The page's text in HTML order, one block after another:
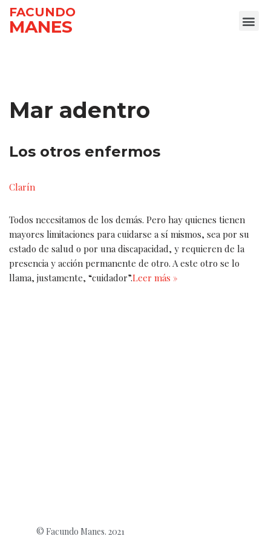
Ir
FACUNDO
MANES
Mar adentro
Los otros enfermos
Clarín
Todos necesitamos de los demás. Pero hay quienes tienen
mayores limitaciones para cuidarse a sí mismos, sea por su
estado de salud o por una discapacidad, y requieren de la
presencia y acción permanente de otro. A este otro se lo
llama, justamente, “cuidador”.Leer más »
© Facundo Manes. 2021